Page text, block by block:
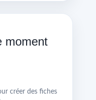
moment
créer des fiches